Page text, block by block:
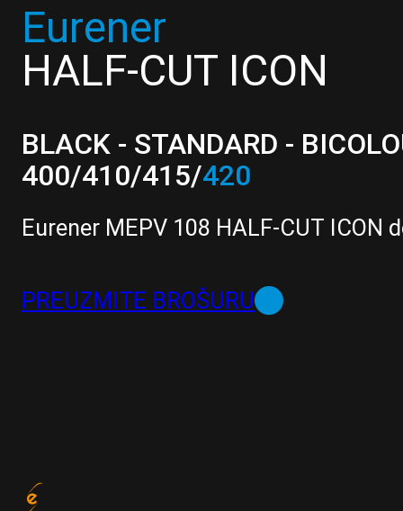
Eurener
HALF-CUT ICON
BLACK - STANDARD -
400/410/415/420
Eurener MEPV 108 HALF-CUT
PREUZMITE BROŠURU